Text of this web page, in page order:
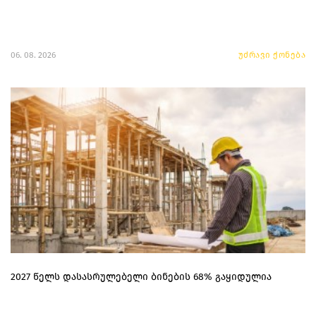
06. 08. 2026 უძრავი ქონება
2027 წელს დასასრულებელი ბინების 68% გაყიდულია